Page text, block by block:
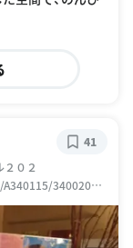
０２
34002098
41